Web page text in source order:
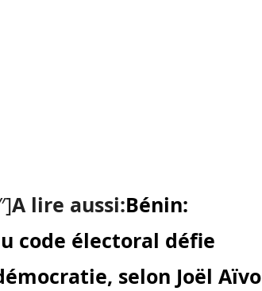
A lire aussi:Bénin:
code électoral défie
selon Joël Aïvo